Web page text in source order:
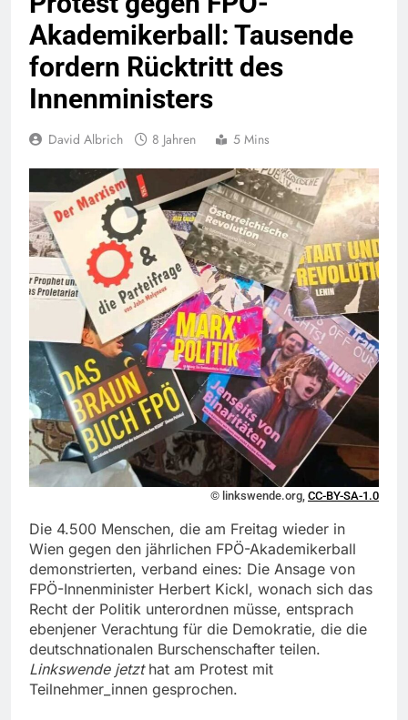
Akademikerball: Tausende
fordern Rücktritt des
Innenministers
David Albrich 8 Jahren 5 Mins
© linkswende.org, CC-BY-SA-1.0
Die 4.500 Menschen, die am Freitag wieder in
Wien gegen den jährlichen FPÖ-Akademikerball
demonstrierten, verband eines: Die Ansage von
FPÖ-Innenminister Herbert Kickl, wonach sich das
Recht der Politik unterordnen müsse, entsprach
ebenjener Verachtung für die Demokratie, die die
deutschnationalen Burschenschafter teilen.
Linkswende jetzthat am Protest mit
Teilnehmer_innen gesprochen.